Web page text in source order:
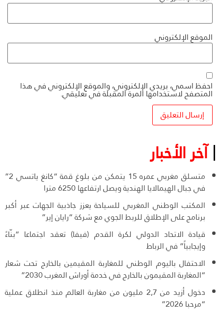
الموقع الإلكتروني
احفظ اسمي، بريدي الإلكتروني، والموقع الإلكتروني في هذا
المتصفح لاستخدامها المرة المقبلة في تعليقي.
آخر الأخبار
متسلق مغربي عمره 15 يتمكن من بلوغ قمة “كانغ ياتسي 2”
في جبال الهيمالايا الهندية ويصل ارتفاعها 6250 مترا
المكتب الوطني المغربي للسياحة يعزز جاذبية الجهات عبر أكبر
برنامج على الإطلاق للربط الجوي مع شركة “رايان إير”
قيادة الاتحاد الدولي لكرة القدم (فيفا) تعقد اجتماعا “بنّاءً
وإيجابياً” في الرباط
الاحتفال باليوم الوطني للمغاربة المقيمين بالخارج تحت شعار
“المغاربة المقيمون بالخارج في خدمة أوراش المغرب 2030”
دخول أزيد من 2,7 مليون من مغاربة العالم منذ انطلاق عملية
“مرحبا 2026”